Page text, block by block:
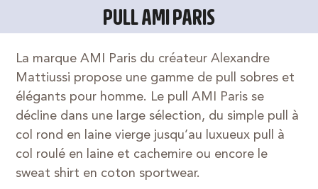
PULL AMI PARIS
La marque AMI Paris du créateur Alexandre
Mattiussi propose une gamme de pull sobres et
élégants pour homme. Le pull AMI Paris se
décline dans une large sélection, du simple pull à
col rond en laine vierge jusqu’au luxueux pull à
col roulé en laine et cachemire ou encore le
sweat shirt en coton sportwear.